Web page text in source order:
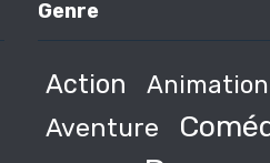
Genre
Action
Animation
Aventure